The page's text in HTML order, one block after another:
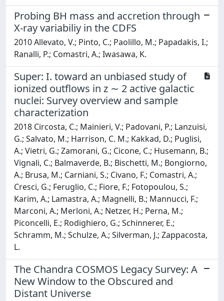
Probing BH mass and accretion through
X-ray variabiliy in the CDFS
2010 Allevato, V.; Pinto, C.; Paolillo, M.; Papadakis, I.;
Ranalli, P.; Comastri, A.; Iwasawa, K.
Super: I. toward an unbiased study of
ionized outflows in z ∼ 2 active galactic
nuclei: Survey overview and sample
characterization
2018 Circosta, C.; Mainieri, V.; Padovani, P.; Lanzuisi,
G.; Salvato, M.; Harrison, C. M.; Kakkad, D.; Puglisi,
A.; Vietri, G.; Zamorani, G.; Cicone, C.; Husemann, B.;
Vignali, C.; Balmaverde, B.; Bischetti, M.; Bongiorno,
A.; Brusa, M.; Carniani, S.; Civano, F.; Comastri, A.;
Cresci, G.; Feruglio, C.; Fiore, F.; Fotopoulou, S.;
Karim, A.; Lamastra, A.; Magnelli, B.; Mannucci, F.;
Marconi, A.; Merloni, A.; Netzer, H.; Perna, M.;
Piconcelli, E.; Rodighiero, G.; Schinnerer, E.;
Schramm, M.; Schulze, A.; Silverman, J.; Zappacosta,
L.
The Chandra COSMOS Legacy Survey: A
New Window to the Obscured and
Distant Universe